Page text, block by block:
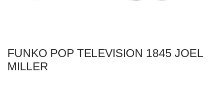
FUNKO POP TELEVISION 1845 JOEL
MILLER